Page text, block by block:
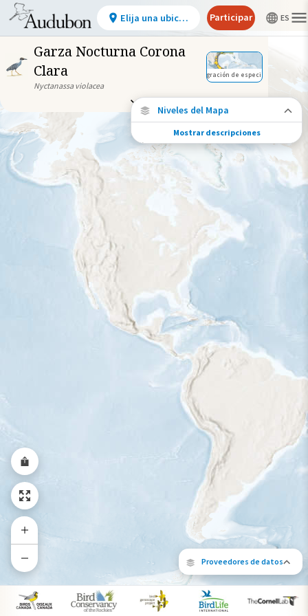
Garza Nocturna Corona
Clara
Nyctanassa violacea
Migración de especies
Proveedores de datos
Niveles del Mapa
Conexiones de especies
Elija cualquier ubicación en el mapa para
ver dónde más se han vuelto a encontrar
aves marcadas de esta especie.
Ubicaciones con disponibilidad
Ubicaciones conectadas
Gama de especies por estación
Gama de verano
Rango de invierno
Rango a lo largo del año
Mostrar descripciones
Elija una ubicación Participar